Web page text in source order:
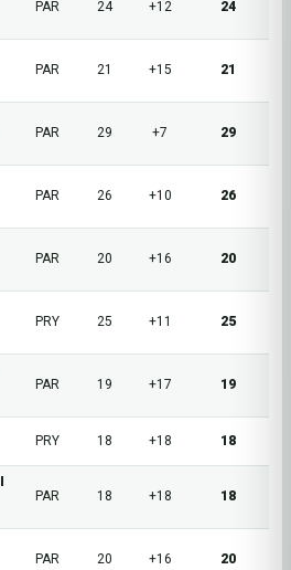
PAR 24 +12 24
PAR 21 +15 21
PAR 29 +7 29
PAR 26 +10 26
PAR 20 +16 20
PRY 25 +11 25
PAR 19 +17 19
PRY 18 +18 18
PAR 18 +18 18
PAR 20 +16 20